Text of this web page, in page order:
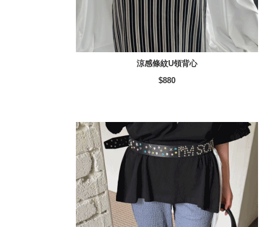
涼感條紋U領背心
$880